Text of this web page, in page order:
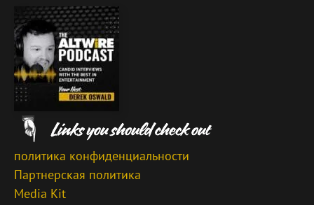
политика конфиденциальности
Партнерская политика
Media Kit